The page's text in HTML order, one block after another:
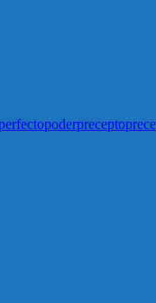
poderprecepto